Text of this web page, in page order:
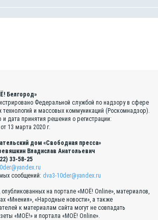
Белгород»
Федеральной службой по надзору в сфере
и массовых коммуникаций (Роскомнадзор).
дата принятия решения о регистрации:
13 марта 2020 г.
дом «Свободная пресса»
Владислав Анатольевич
33-58-25
сообщений: dva3-10der@yandex.ru
опубликованных на портале «МОЁ! Online», материалов,
«Мнения», «Народные новости», а также
к материалам сайта могут не совпадать
«МОЁ!» и портала «МОЁ! Online».